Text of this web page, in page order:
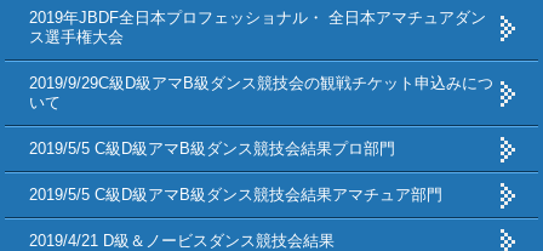
2019年JBDF全日本プロフェッショナル・ 全日本アマチュアダン
ス選手権大会
2019/9/29C級D級アマB級ダンス競技会の観戦チケット申込みにつ
いて
2019/5/5 C級D級アマB級ダンス競技会結果プロ部門
2019/5/5 C級D級アマB級ダンス競技会結果アマチュア部門
2019/4/21 D級＆ノービスダンス競技会結果